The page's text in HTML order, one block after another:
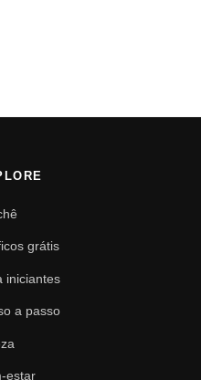
grátis
iniciantes
a passo
estar